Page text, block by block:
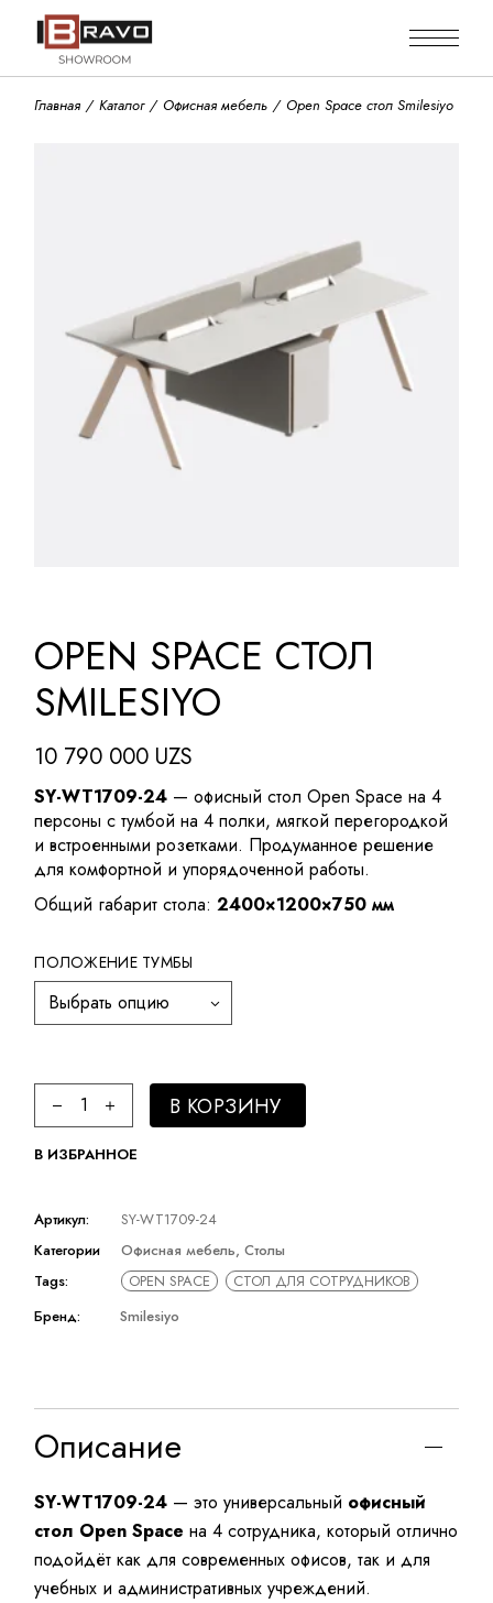
Главная Каталог Офисная мебель Open Space стол Smilesiyo
OPEN SPACE СТОЛ
SMILESIYO
10 790 000 UZS
SY-WT1709-24 — офисный стол Open Space на 4
персоны с тумбой на 4 полки, мягкой перегородкой
и встроенными розетками. Продуманное решение
для комфортной и упорядоченной работы.
Общий габарит стола:2400×1200×750 мм
ПОЛОЖЕНИЕ ТУМБЫ
Выбрать опцию
Open Space стол Smilesiyo quantity
В КОРЗИНУ
В ИЗБРАННОЕ
Артикул:
SY-WT1709-24
Категории
Офисная мебель,Столы
Tags:
OPEN SPACE
СТОЛ ДЛЯ СОТРУДНИКОВ
Бренд:
Smilesiyo
Описание
SY-WT1709-24 — это универсальный офисный
стол Open Space на 4 сотрудника, который отлично
подойдёт как для современных офисов, так и для
учебных и административных учреждений.